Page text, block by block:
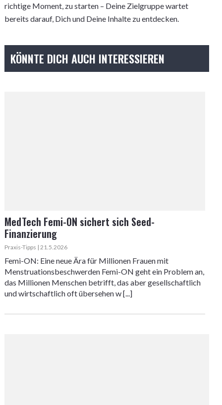
richtige Moment, zu starten – Deine Zielgruppe wartet
bereits darauf, Dich und Deine Inhalte zu entdecken.
KÖNNTE DICH AUCH INTERESSIEREN
MedTech Femi-ON sichert sich Seed-
Finanzierung
Praxis-Tipps | 21.5.2026
Femi-ON: Eine neue Ära für Millionen Frauen mit
Menstruationsbeschwerden Femi-ON geht ein Problem an,
das Millionen Menschen betrifft, das aber gesellschaftlich
und wirtschaftlich oft übersehen w [...]